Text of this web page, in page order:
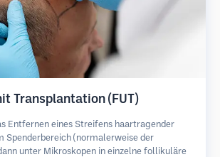
Transplantation (FUT)
Entfernen eines Streifens haartragender
Spenderbereich (normalerweise der
unter Mikroskopen in einzelne follikuläre